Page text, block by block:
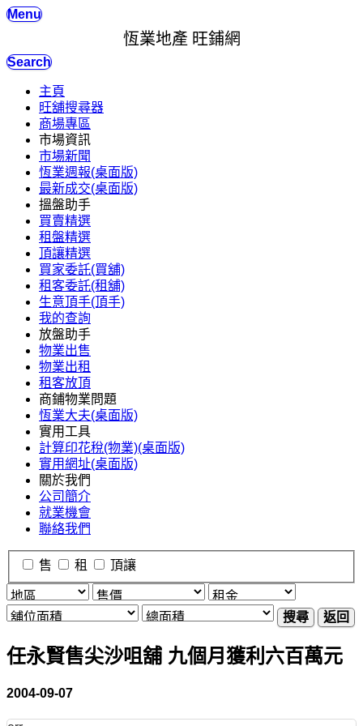
Menu
恆業地產 旺鋪網
Search
主頁
旺舖搜尋器
商場專區
市場資訊
市場新聞
恆業週報(桌面版)
最新成交(桌面版)
搵盤助手
買賣精選
租盤精選
頂讓精選
買家委託(買舖)
租客委託(租舖)
生意頂手(頂手)
我的查詢
放盤助手
物業出售
物業出租
租客放頂
商鋪物業問題
恆業大夫(桌面版)
實用工具
計算印花稅(物業)(桌面版)
實用網址(桌面版)
關於我們
公司簡介
就業機會
聯絡我們
售 租 頂讓
搜尋 返回
任永賢售尖沙咀舖 九個月獲利六百萬元
2004-09-07